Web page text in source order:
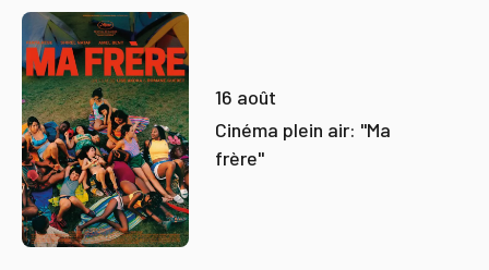
16 août
Cinéma plein air: "Ma
frère"